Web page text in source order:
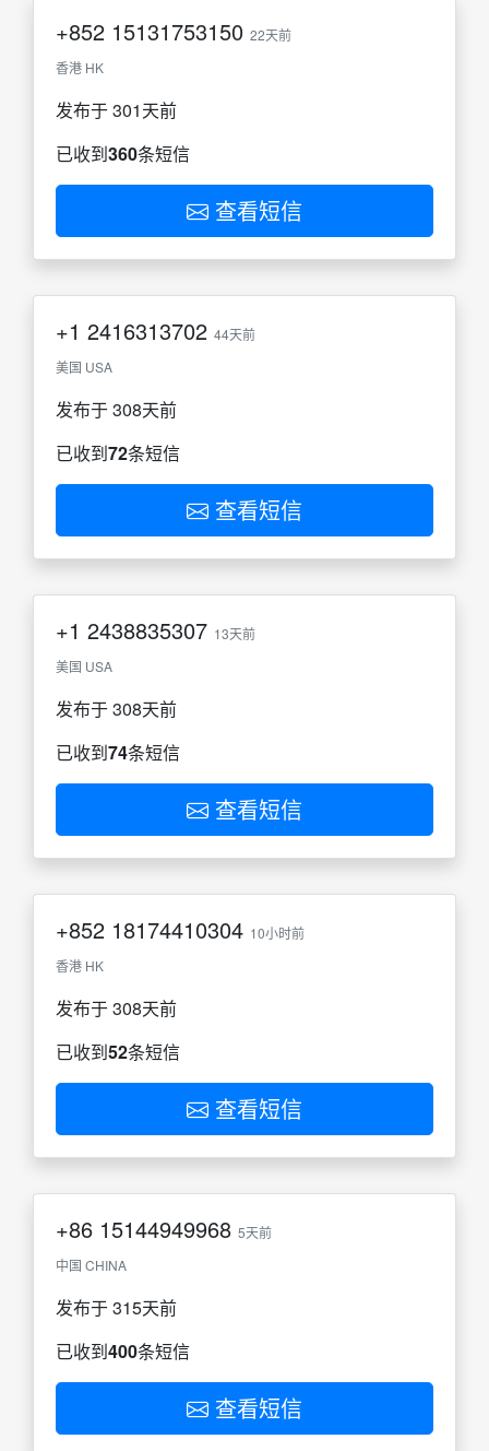
+852 15131753150 22天前
香港 HK
发布于 301天前
已收到360条短信
查看短信
+1 2416313702 44天前
美国 USA
发布于 308天前
已收到72条短信
查看短信
+1 2438835307 13天前
美国 USA
发布于 308天前
已收到74条短信
查看短信
+852 18174410304 10小时前
香港 HK
发布于 308天前
已收到52条短信
查看短信
+86 15144949968 5天前
中国 CHINA
发布于 315天前
已收到400条短信
查看短信